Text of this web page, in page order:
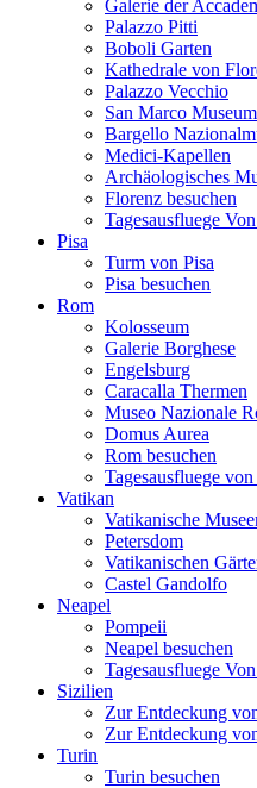
Galerie der
Palazzo Pitti
Boboli Garten
Kathedrale von
Palazzo Vecchio
San Marco Museum
Bargello
Medici-Kapellen
Archäologisches
Florenz besuchen
Tagesausfluege
Pisa
Turm von Pisa
Pisa besuchen
Rom
Kolosseum
Galerie Borghese
Engelsburg
Caracalla Thermen
Museo Nazionale
Domus Aurea
Rom besuchen
Tagesausfluege
Vatikan
Vatikanische
Petersdom
Vatikanischen
Castel Gandolfo
Neapel
Pompeii
Neapel besuchen
Tagesausfluege
Sizilien
Zur Entdeckung
Zur Entdeckung
Turin
Turin besuchen